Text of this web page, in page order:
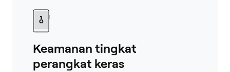
Keamanan tingkat
perangkat keras